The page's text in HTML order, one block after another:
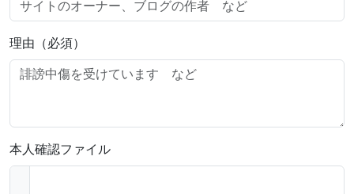
理由（必須）
本人確認ファイル